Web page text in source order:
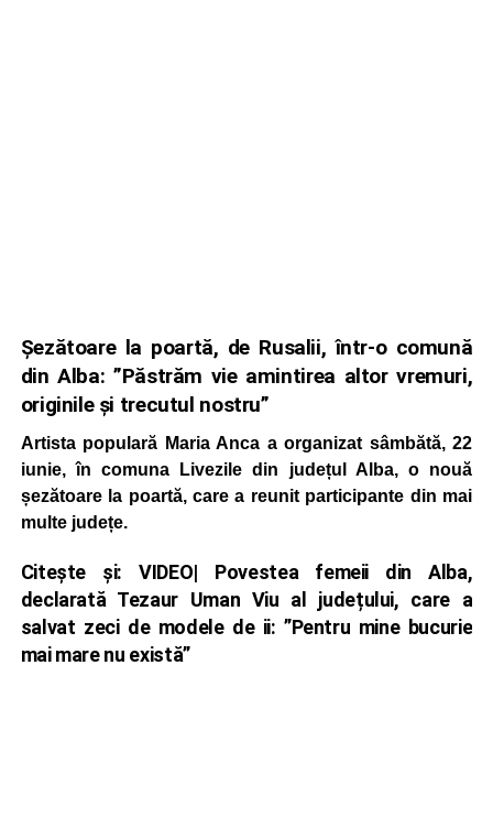
Șezătoare la poartă, de Rusalii, într-o comună
din Alba: ”Păstrăm vie amintirea altor vremuri,
originile și trecutul nostru”
Artista populară Maria Anca a organizat sâmbătă, 22
iunie, în comuna Livezile din județul Alba, o nouă
șezătoare la poartă, care a reunit participante din mai
multe județe.
Citește și:VIDEO| Povestea femeii din Alba,
declarată Tezaur Uman Viu al județului, care a
salvat zeci de modele de ii: ”Pentru mine bucurie
mai mare nu există”